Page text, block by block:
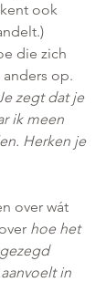
ook
die zich
op.
zegt dat je
ik meen
Herken je
over wát
hoe het
in